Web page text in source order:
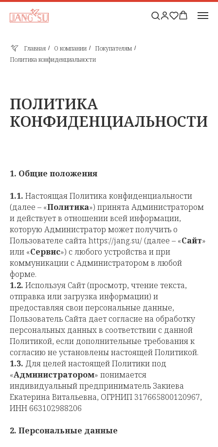
Главная / О компании / Покупателям /
Политика конфиденциальности
ПОЛИТИКА
КОНФИДЕНЦИАЛЬНОСТИ
1. Общие положения
1.1. Настоящая Политика конфиденциальности
(далее – «Политика») принята Администратором
и действует в отношении всей информации,
которую Администратор может получить о
Пользователе сайта https://jang.su/ (далее – «Сайт»
или «Сервис») с любого устройства и при
коммуникации с Администратором в любой
форме.
1.2. Используя Cайт (просмотр, чтение текста,
отправка или загрузка информации) и
предоставляя свои персональные данные,
Пользователь Сайта дает согласие на обработку
персональных данных в соответствии с данной
Политикой, если дополнительные требования к
согласию не установлены настоящей Политикой.
1.3. Для целей настоящей Политики под
«Администратором» понимается
индивидуальный предприниматель Закиева
Екатерина Витальевна, ОГРНИП 317665800120967,
ИНН 663102988206
2. Персональные данные